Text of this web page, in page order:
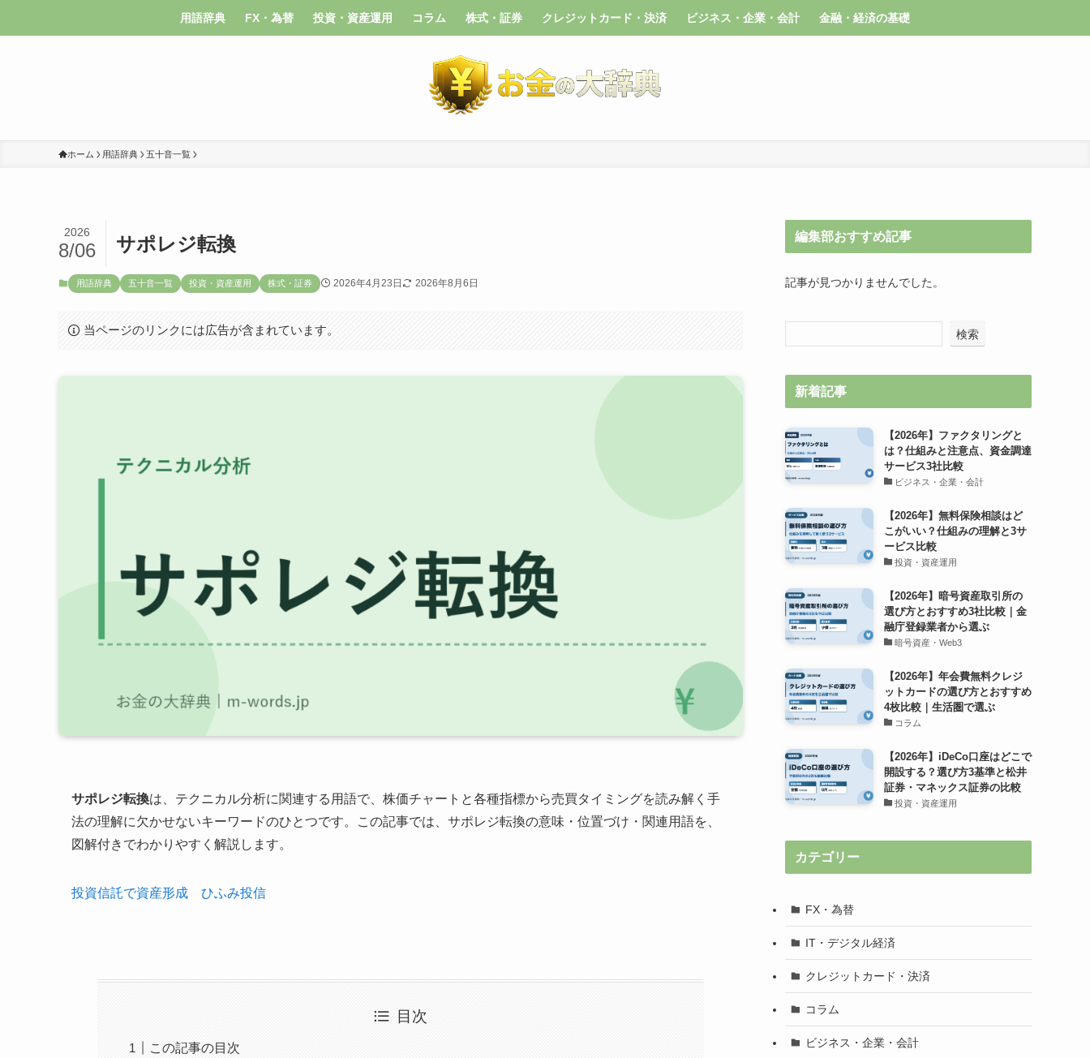
用語辞典 FX・為替 投資・資産運用 コラム 株式・証券 クレジットカード・決済 ビジネス・企業・会計 金融・経済の基礎
ホーム 用語辞典 五十音一覧
サポレジ転換
2026
8/06
用語辞典 五十音一覧 投資・資産運用 株式・証券 2026年4月23日 2026年8月6日
当ページのリンクには広告が含まれています。
サポレジ転換は、テクニカル分析に関連する用語で、株価チャートと各種指標から売買タイミングを読み解く手
法の理解に欠かせないキーワードのひとつです。この記事では、サポレジ転換の意味・位置づけ・関連用語を、
図解付きでわかりやすく解説します。
投資信託で資産形成 ひふみ投信
目次
この記事の目次
編集部おすすめ記事
記事が見つかりませんでした。
検索
新着記事
【2026年】ファクタリングと
は？仕組みと注意点、資金調達
サービス3社比較
ビジネス・企業・会計
【2026年】無料保険相談はど
こがいい？仕組みの理解と3サ
ービス比較
投資・資産運用
【2026年】暗号資産取引所の
選び方とおすすめ3社比較｜金
融庁登録業者から選ぶ
暗号資産・Web3
【2026年】年会費無料クレジ
ットカードの選び方とおすすめ
4枚比較｜生活圏で選ぶ
コラム
【2026年】iDeCo口座はどこで
開設する？選び方3基準と松井
証券・マネックス証券の比較
投資・資産運用
カテゴリー
FX・為替
IT・デジタル経済
クレジットカード・決済
コラム
ビジネス・企業・会計